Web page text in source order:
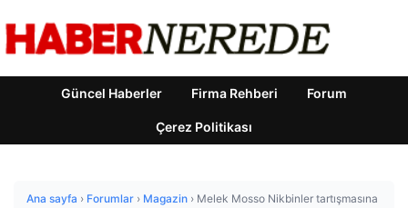
Güncel Haberler Firma Rehberi Forum
Çerez Politikası
Ana sayfa › Forumlar › Magazin › Melek Mosso Nikbinler tartışmasına